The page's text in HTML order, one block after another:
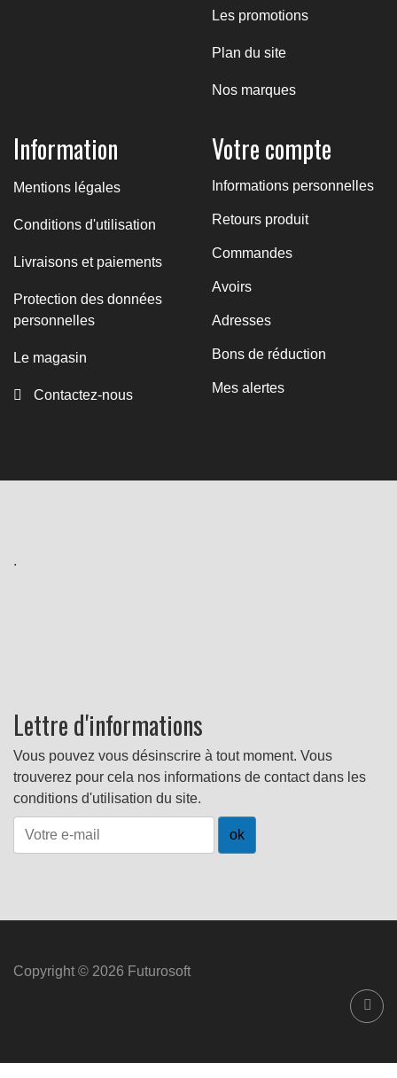
Les promotions
Plan du site
Nos marques
Information
Mentions légales
Conditions d'utilisation
Livraisons et paiements
Protection des données
personnelles
Le magasin
Contactez-nous
Votre compte
Informations personnelles
Retours produit
Commandes
Avoirs
Adresses
Bons de réduction
Mes alertes
.
Lettre d'informations
Vous pouvez vous désinscrire à tout moment. Vous
trouverez pour cela nos informations de contact dans les
conditions d'utilisation du site.
Copyright © 2026 Futurosoft